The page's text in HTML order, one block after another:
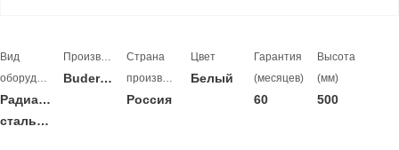
Вид
оборудования
Радиатор
стальной
Производитель
Buderus
Страна
производитель
Россия
Цвет
Белый
Гарантия
(месяцев)
60
Высота
(мм)
500